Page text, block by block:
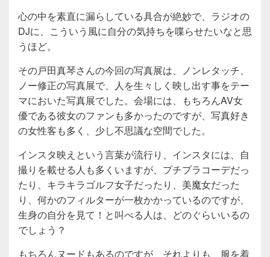
心の中を素直に漏らしている具合が絶妙で、ラジオの
DJに、こういう風に自分の気持ちを喋らせたいなと思
うほど。
その戸田真琴さんの今回の写真展は、ノンレタッチ、
ノー修正の写真展で、人を生々しく映し出す事をテー
マにおいた写真展でした。会場には、もちろんAV女
優である彼女のファンも多かったのですが、写真好き
の女性客も多く、少し不思議な空間でした。
インスタ映えという言葉が流行り、インスタには、自
撮りを載せる人も多くいますが、プチプラコーデだっ
たり、キラキラゴルフ女子だったり、美魔女だった
り、何かのフィルターが一枚かかっているのですが、
生身の自分を見て！と叫べる人は、どのぐらいいるの
でしょう？
もちろんヌードもあるのですが、それよりも、服を着